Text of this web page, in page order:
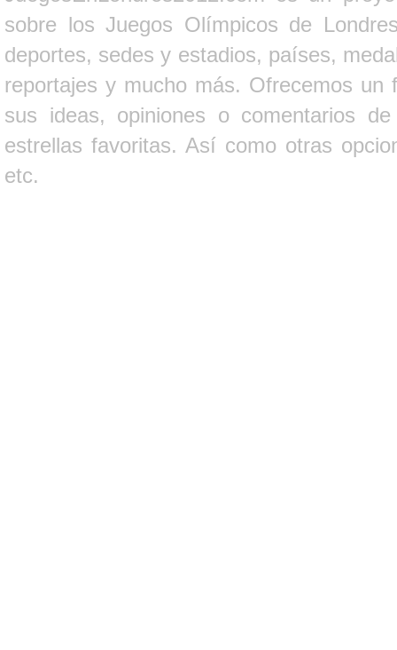
sobre los Juegos Olímpicos de
deportes, sedes y estadios, países,
reportajes y mucho más. Ofrecemos un
sus ideas, opiniones o comentarios
estrellas favoritas. Así como otras
etc.